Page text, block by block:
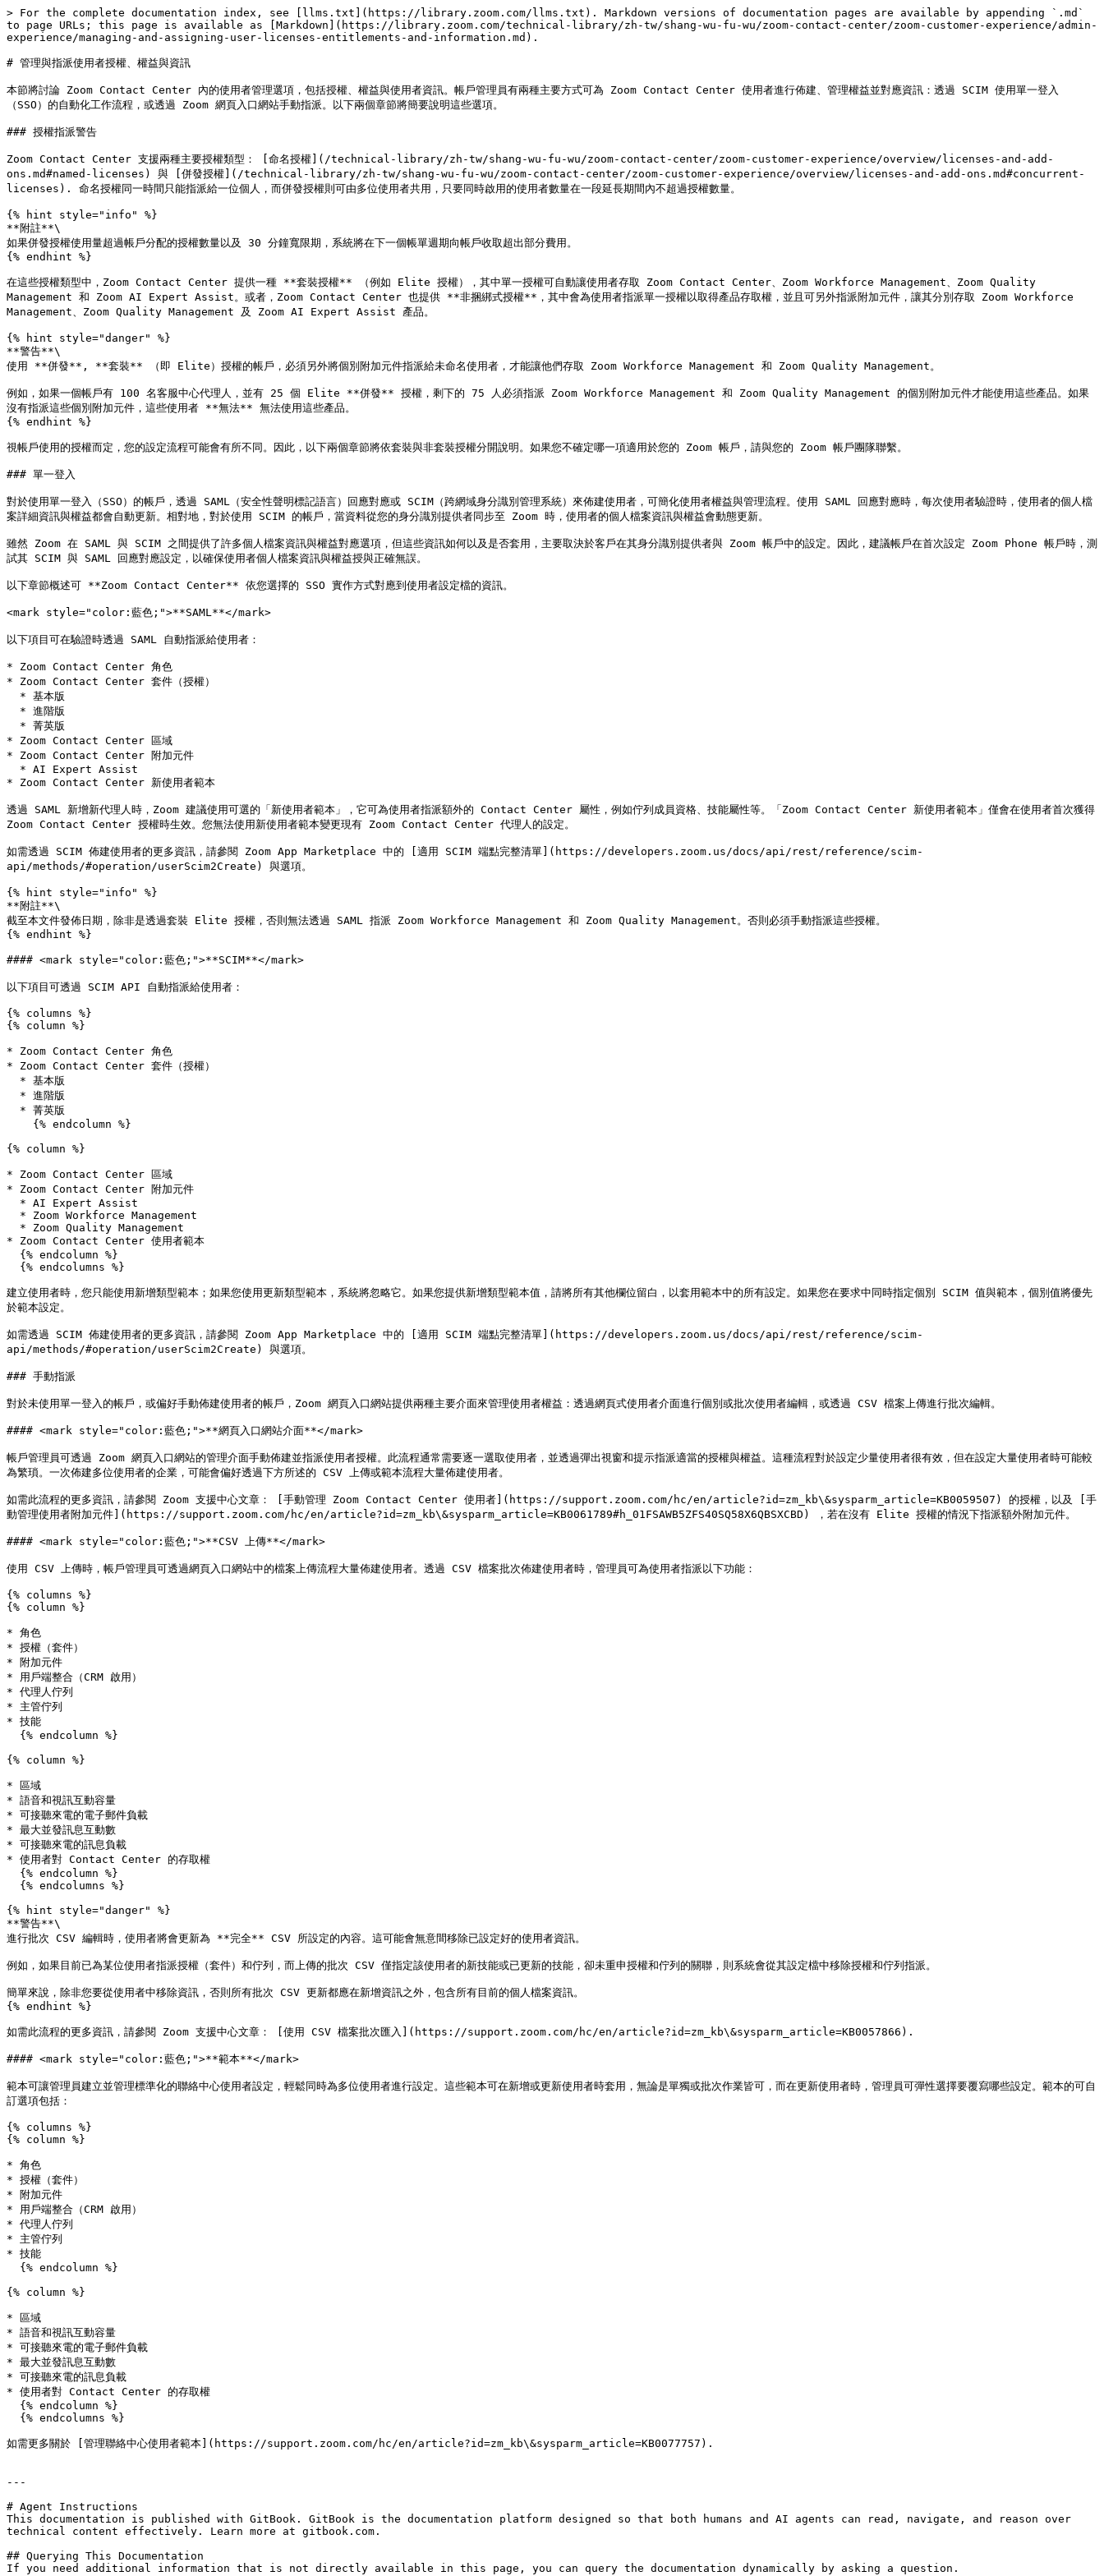
> For the complete documentation index, see [llms.txt](https://library.zoom.com/llms.txt). Markdown versions of documentation pages are available by appending `.md`
to page URLs; this page is available as [Markdown](https://library.zoom.com/technical-library/zh-tw/shang-wu-fu-wu/zoom-contact-center/zoom-customer-experience/admin-
experience/managing-and-assigning-user-licenses-entitlements-and-information.md).
# 管理與指派使用者授權、權益與資訊
本節將討論 Zoom Contact Center 內的使用者管理選項，包括授權、權益與使用者資訊。帳戶管理員有兩種主要方式可為 Zoom Contact Center 使用者進行佈建、管理權益並對應資訊：透過 SCIM 使用單一登入
（SSO）的自動化工作流程，或透過 Zoom 網頁入口網站手動指派。以下兩個章節將簡要說明這些選項。
### 授權指派警告
Zoom Contact Center 支援兩種主要授權類型： [命名授權](/technical-library/zh-tw/shang-wu-fu-wu/zoom-contact-center/zoom-customer-experience/overview/licenses-and-add-
ons.md#named-licenses) 與 [併發授權](/technical-library/zh-tw/shang-wu-fu-wu/zoom-contact-center/zoom-customer-experience/overview/licenses-and-add-ons.md#concurrent-
licenses). 命名授權同一時間只能指派給一位個人，而併發授權則可由多位使用者共用，只要同時啟用的使用者數量在一段延長期間內不超過授權數量。
{% hint style="info" %}
**附註**\
如果併發授權使用量超過帳戶分配的授權數量以及 30 分鐘寬限期，系統將在下一個帳單週期向帳戶收取超出部分費用。
{% endhint %}
在這些授權類型中，Zoom Contact Center 提供一種 **套裝授權** （例如 Elite 授權），其中單一授權可自動讓使用者存取 Zoom Contact Center、Zoom Workforce Management、Zoom Quality
Management 和 Zoom AI Expert Assist。或者，Zoom Contact Center 也提供 **非捆綁式授權**，其中會為使用者指派單一授權以取得產品存取權，並且可另外指派附加元件，讓其分別存取 Zoom Workforce
Management、Zoom Quality Management 及 Zoom AI Expert Assist 產品。
{% hint style="danger" %}
**警告**\
使用 **併發**, **套裝** （即 Elite）授權的帳戶，必須另外將個別附加元件指派給未命名使用者，才能讓他們存取 Zoom Workforce Management 和 Zoom Quality Management。
例如，如果一個帳戶有 100 名客服中心代理人，並有 25 個 Elite **併發** 授權，剩下的 75 人必須指派 Zoom Workforce Management 和 Zoom Quality Management 的個別附加元件才能使用這些產品。如果
沒有指派這些個別附加元件，這些使用者 **無法** 無法使用這些產品。
{% endhint %}
視帳戶使用的授權而定，您的設定流程可能會有所不同。因此，以下兩個章節將依套裝與非套裝授權分開說明。如果您不確定哪一項適用於您的 Zoom 帳戶，請與您的 Zoom 帳戶團隊聯繫。
### 單一登入
對於使用單一登入（SSO）的帳戶，透過 SAML（安全性聲明標記語言）回應對應或 SCIM（跨網域身分識別管理系統）來佈建使用者，可簡化使用者權益與管理流程。使用 SAML 回應對應時，每次使用者驗證時，使用者的個人檔
案詳細資訊與權益都會自動更新。相對地，對於使用 SCIM 的帳戶，當資料從您的身分識別提供者同步至 Zoom 時，使用者的個人檔案資訊與權益會動態更新。
雖然 Zoom 在 SAML 與 SCIM 之間提供了許多個人檔案資訊與權益對應選項，但這些資訊如何以及是否套用，主要取決於客戶在其身分識別提供者與 Zoom 帳戶中的設定。因此，建議帳戶在首次設定 Zoom Phone 帳戶時，測
試其 SCIM 與 SAML 回應對應設定，以確保使用者個人檔案資訊與權益授與正確無誤。
以下章節概述可 **Zoom Contact Center** 依您選擇的 SSO 實作方式對應到使用者設定檔的資訊。
<mark style="color:藍色;">**SAML**</mark>
以下項目可在驗證時透過 SAML 自動指派給使用者：
* Zoom Contact Center 角色
* Zoom Contact Center 套件（授權）
* Zoom Contact Center 區域
* Zoom Contact Center 附加元件
* Zoom Contact Center 新使用者範本
透過 SAML 新增新代理人時，Zoom 建議使用可選的「新使用者範本」，它可為使用者指派額外的 Contact Center 屬性，例如佇列成員資格、技能屬性等。「Zoom Contact Center 新使用者範本」僅會在使用者首次獲得
Zoom Contact Center 授權時生效。您無法使用新使用者範本變更現有 Zoom Contact Center 代理人的設定。
如需透過 SCIM 佈建使用者的更多資訊，請參閱 Zoom App Marketplace 中的 [適用 SCIM 端點完整清單](https://developers.zoom.us/docs/api/rest/reference/scim-
api/methods/#operation/userScim2Create) 與選項。
{% hint style="info" %}
**附註**\
截至本文件發佈日期，除非是透過套裝 Elite 授權，否則無法透過 SAML 指派 Zoom Workforce Management 和 Zoom Quality Management。否則必須手動指派這些授權。
{% endhint %}
#### <mark style="color:藍色;">**SCIM**</mark>
以下項目可透過 SCIM API 自動指派給使用者：
{% columns %}
{% column %}
* Zoom Contact Center 角色
* Zoom Contact Center 套件（授權）
{% column %}
* Zoom Contact Center 區域
* Zoom Contact Center 附加元件
* Zoom Contact Center 使用者範本
建立使用者時，您只能使用新增類型範本；如果您使用更新類型範本，系統將忽略它。如果您提供新增類型範本值，請將所有其他欄位留白，以套用範本中的所有設定。如果您在要求中同時指定個別 SCIM 值與範本，個別值將優先
於範本設定。
如需透過 SCIM 佈建使用者的更多資訊，請參閱 Zoom App Marketplace 中的 [適用 SCIM 端點完整清單](https://developers.zoom.us/docs/api/rest/reference/scim-
api/methods/#operation/userScim2Create) 與選項。
### 手動指派
對於未使用單一登入的帳戶，或偏好手動佈建使用者的帳戶，Zoom 網頁入口網站提供兩種主要介面來管理使用者權益：透過網頁式使用者介面進行個別或批次使用者編輯，或透過 CSV 檔案上傳進行批次編輯。
#### <mark style="color:藍色;">**網頁入口網站介面**</mark>
帳戶管理員可透過 Zoom 網頁入口網站的管理介面手動佈建並指派使用者授權。此流程通常需要逐一選取使用者，並透過彈出視窗和提示指派適當的授權與權益。這種流程對於設定少量使用者很有效，但在設定大量使用者時可能較
為繁瑣。一次佈建多位使用者的企業，可能會偏好透過下方所述的 CSV 上傳或範本流程大量佈建使用者。
如需此流程的更多資訊，請參閱 Zoom 支援中心文章： [手動管理 Zoom Contact Center 使用者](https://support.zoom.com/hc/en/article?id=zm_kb\&sysparm_article=KB0059507) 的授權，以及 [手
動管理使用者附加元件](https://support.zoom.com/hc/en/article?id=zm_kb\&sysparm_article=KB0061789#h_01FSAWB5ZFS40SQ58X6QBSXCBD) ，若在沒有 Elite 授權的情況下指派額外附加元件。
#### <mark style="color:藍色;">**CSV 上傳**</mark>
使用 CSV 上傳時，帳戶管理員可透過網頁入口網站中的檔案上傳流程大量佈建使用者。透過 CSV 檔案批次佈建使用者時，管理員可為使用者指派以下功能：
{% columns %}
{% column %}
* 角色
* 授權（套件）
* 附加元件
* 用戶端整合（CRM 啟用）
* 代理人佇列
* 主管佇列
* 技能
{% column %}
* 區域
* 語音和視訊互動容量
* 可接聽來電的電子郵件負載
* 最大並發訊息互動數
* 可接聽來電的訊息負載
* 使用者對 Contact Center 的存取權
{% hint style="danger" %}
**警告**\
進行批次 CSV 編輯時，使用者將會更新為 **完全** CSV 所設定的內容。這可能會無意間移除已設定好的使用者資訊。
例如，如果目前已為某位使用者指派授權（套件）和佇列，而上傳的批次 CSV 僅指定該使用者的新技能或已更新的技能，卻未重申授權和佇列的關聯，則系統會從其設定檔中移除授權和佇列指派。
簡單來說，除非您要從使用者中移除資訊，否則所有批次 CSV 更新都應在新增資訊之外，包含所有目前的個人檔案資訊。
{% endhint %}
如需此流程的更多資訊，請參閱 Zoom 支援中心文章： [使用 CSV 檔案批次匯入](https://support.zoom.com/hc/en/article?id=zm_kb\&sysparm_article=KB0057866).
#### <mark style="color:藍色;">**範本**</mark>
範本可讓管理員建立並管理標準化的聯絡中心使用者設定，輕鬆同時為多位使用者進行設定。這些範本可在新增或更新使用者時套用，無論是單獨或批次作業皆可，而在更新使用者時，管理員可彈性選擇要覆寫哪些設定。範本的可自
訂選項包括：
{% columns %}
{% column %}
* 角色
* 授權（套件）
* 附加元件
* 用戶端整合（CRM 啟用）
* 代理人佇列
* 主管佇列
* 技能
{% column %}
* 區域
* 語音和視訊互動容量
* 可接聽來電的電子郵件負載
* 最大並發訊息互動數
* 可接聽來電的訊息負載
* 使用者對 Contact Center 的存取權
如需更多關於 [管理聯絡中心使用者範本](https://support.zoom.com/hc/en/article?id=zm_kb\&sysparm_article=KB0077757).
---
# Agent Instructions
This documentation is published with GitBook. GitBook is the documentation platform designed so that both humans and AI agents can read, navigate, and reason over
technical content effectively. Learn more at gitbook.com.
## Querying This Documentation
If you need additional information that is not directly available in this page, you can query the documentation dynamically by asking a question.